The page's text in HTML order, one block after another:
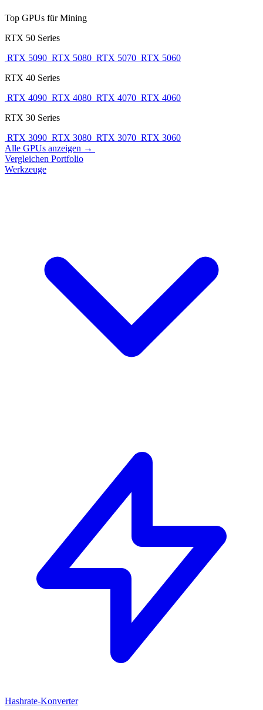
Top GPUs für Mining
RTX 50 Series
RTX 5090 RTX 5080 RTX 5070 RTX 5060
RTX 40 Series
RTX 4090 RTX 4080 RTX 4070 RTX 4060
RTX 30 Series
RTX 3090 RTX 3080 RTX 3070 RTX 3060
Alle GPUs anzeigen →
Vergleichen Portfolio
Werkzeuge
Hashrate-Konverter